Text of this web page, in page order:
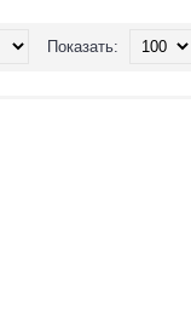
Показать: